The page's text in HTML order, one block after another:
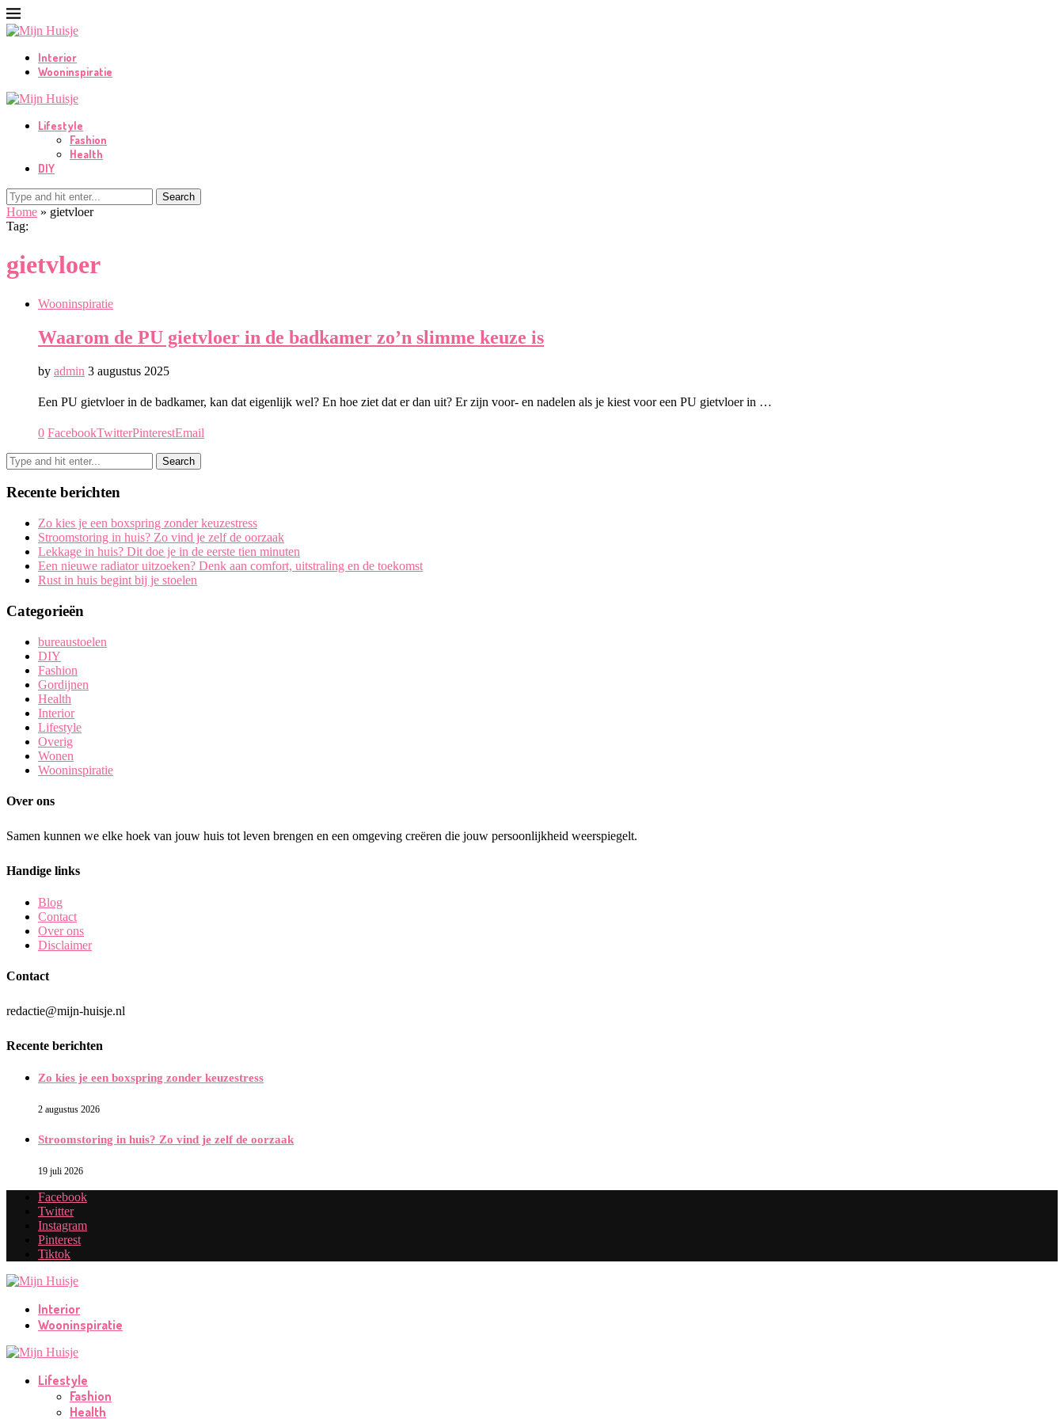
Interior
Wooninspiratie
Lifestyle
Fashion
Health
DIY
Search
Home » gietvloer
Tag:
gietvloer
Wooninspiratie
Waarom de PU gietvloer in de badkamer zo’n slimme keuze is
by admin 3 augustus 2025
Een PU gietvloer in de badkamer, kan dat eigenlijk wel? En hoe ziet dat er dan uit? Er zijn voor- en nadelen als je kiest voor een PU gietvloer in …
0 FacebookTwitterPinterestEmail
Recente berichten
Zo kies je een boxspring zonder keuzestress
Stroomstoring in huis? Zo vind je zelf de oorzaak
Lekkage in huis? Dit doe je in de eerste tien minuten
Een nieuwe radiator uitzoeken? Denk aan comfort, uitstraling en de toekomst
Rust in huis begint bij je stoelen
Categorieën
bureaustoelen
DIY
Fashion
Gordijnen
Health
Interior
Lifestyle
Overig
Wonen
Wooninspiratie
Over ons
Samen kunnen we elke hoek van jouw huis tot leven brengen en een omgeving creëren die jouw persoonlijkheid weerspiegelt.
Handige links
Blog
Contact
Over ons
Disclaimer
Contact
redactie@mijn-huisje.nl
Recente berichten
Zo kies je een boxspring zonder keuzestress
2 augustus 2026
Stroomstoring in huis? Zo vind je zelf de oorzaak
19 juli 2026
Facebook
Twitter
Instagram
Pinterest
Tiktok
Interior
Wooninspiratie
Lifestyle
Fashion
Health